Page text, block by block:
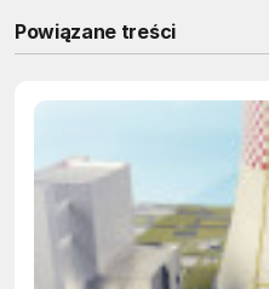
Powiązane treści